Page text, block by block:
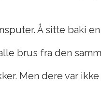
Å sitte baki
brus fra den
Men dere var